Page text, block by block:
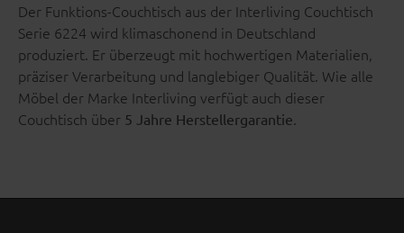
Der Funktions-Couchtisch aus der Interliving Couchtisch
Serie 6224 wird klimaschonend in Deutschland
produziert. Er überzeugt mit hochwertigen Materialien,
präziser Verarbeitung und langlebiger Qualität. Wie alle
Möbel der Marke Interliving verfügt auch dieser
Couchtisch über 5 Jahre Herstellergarantie.